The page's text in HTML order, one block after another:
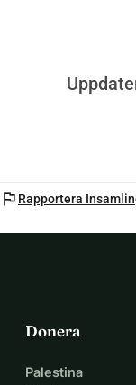
flag Rapportera
Donera
Palestina